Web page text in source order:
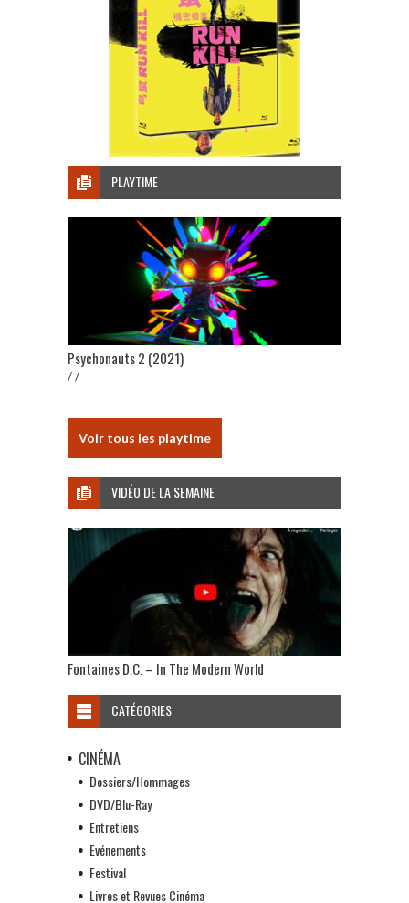
PLAYTIME
Psychonauts 2 (2021)
/ /
Voir tous les playtime
VIDÉO DE LA SEMAINE
Fontaines D.C. – In The Modern World
CATÉGORIES
CINÉMA
Dossiers/Hommages
DVD/Blu-Ray
Entretiens
Evénements
Festival
Livres et Revues Cinéma